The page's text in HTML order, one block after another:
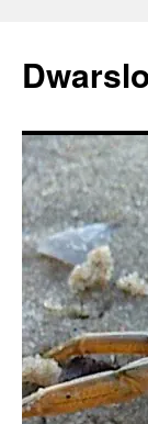
springen